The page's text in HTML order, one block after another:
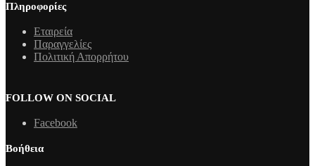
Πληροφορίες
Εταιρεία
Παραγγελίες
Πολιτική Απορρήτου
FOLLOW ON SOCIAL
Facebook
Βοήθεια